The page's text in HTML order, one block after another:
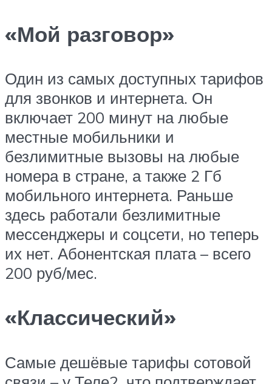
«Мой разговор»
Один из самых доступных тарифов
для звонков и интернета. Он
включает 200 минут на любые
местные мобильники и
безлимитные вызовы на любые
номера в стране, а также 2 Гб
мобильного интернета. Раньше
здесь работали безлимитные
мессенджеры и соцсети, но теперь
их нет. Абонентская плата – всего
200 руб/мес.
«Классический»
Самые дешёвые тарифы сотовой